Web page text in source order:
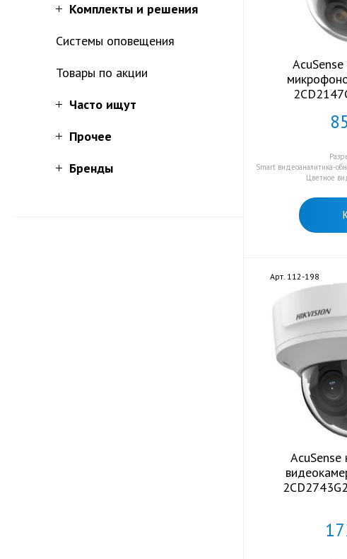
Комплекты и решения
Системы оповещения
Товары по акции
Часто ищут
Прочее
Бренды
85
Smart видеоаналитика-
Цветное
Арт. 112-198